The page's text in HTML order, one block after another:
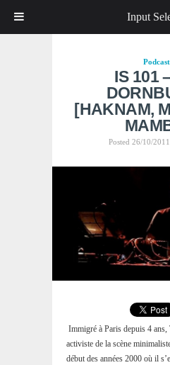
IS 101
[HAKNAM,
Posted 26/10/2011
Immigré à Paris depuis 4
activiste de la scène
début des années 2000 où il
Input